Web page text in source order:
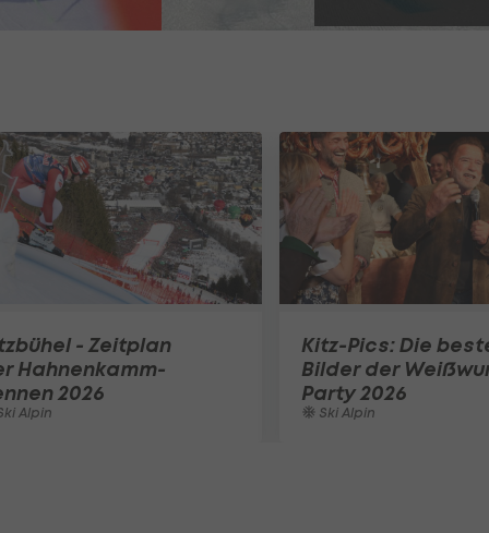
- Zeitplan
Hahnenkamm-
2026
Alpin
Kitz-Pics: Die
Bilder der
Party 2026
Ski Alpin